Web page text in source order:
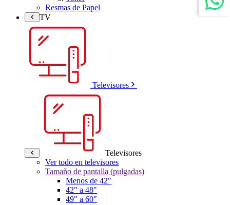
Resmas de Papel
TV
Televisores
Televisores
Ver todo en televisores
Tamaño de pantalla (pulgadas)
Menos de 42"
42" a 48"
49" a 60"